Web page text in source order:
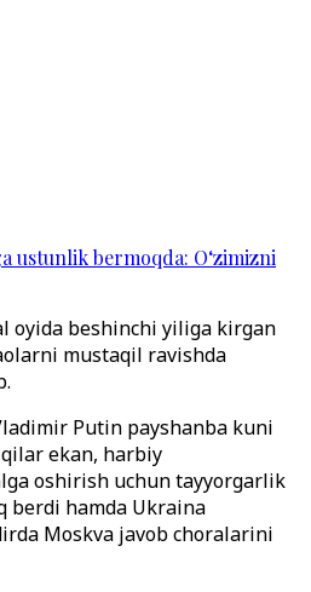
ustunlik bermoqda: O‘zimizni
oyida beshinchi yiliga kirgan
mustaqil ravishda
Putin payshanba kuni
qilar ekan, harbiy
oshirish uchun tayyorgarlik
berdi hamda Ukraina
Moskva javob choralarini